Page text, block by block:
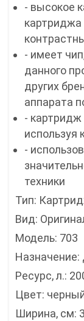
- высокое
картриджа
- имеет
данного
других
аппарата
-
используя
-
техники
Тип:
Вид:
Модель: 703
Назначение:
Ресурс, л.:
Цвет:
Ширина, см: